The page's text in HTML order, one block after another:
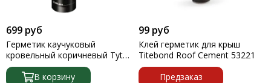
699 руб
Герметик каучуковый
кровельный коричневый Tytan
Prof 310мл
В корзину
99 руб
Клей герметик для крыш
Titebond Roof Cement 53221
Предзаказ